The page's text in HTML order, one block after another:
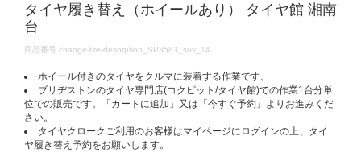
タイヤ履き替え（ホイールあり） タイヤ館 湘南
台
DETAILS
商品番号 change-tire-desorption_SP3583_suv_14
ホイール付きのタイヤをクルマに装着する作業です。
ブリヂストンのタイヤ専門店(コクピット/タイヤ館)での作業1台分単
位での販売です。「カートに追加」又は「今すぐ予約」よりお進みくだ
さい。
タイヤクロークご利用のお客様はマイページにログインの上、タイ
ヤ履き替え予約をお願いします。